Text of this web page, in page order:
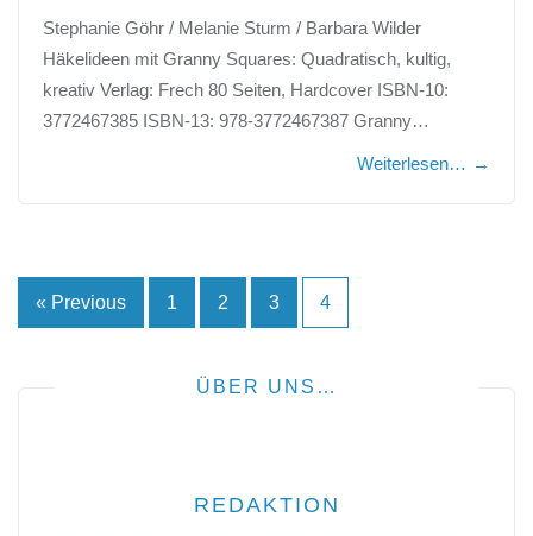
Stephanie Göhr / Melanie Sturm / Barbara Wilder
Häkelideen mit Granny Squares: Quadratisch, kultig,
kreativ Verlag: Frech 80 Seiten, Hardcover ISBN-10:
3772467385 ISBN-13: 978-3772467387 Granny…
Weiterlesen… →
Seitennummerierung
« Previous 1 2 3 4
ÜBER UNS…
REDAKTION